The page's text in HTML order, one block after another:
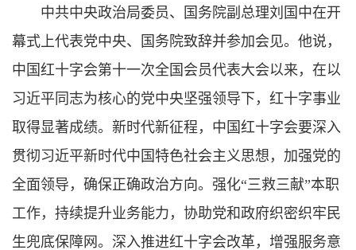
中共中央政治局委员、国务院副总理刘国中在开
幕式上代表党中央、国务院致辞并参加会见。他说，
中国红十字会第十一次全国会员代表大会以来，在以
习近平同志为核心的党中央坚强领导下，红十字事业
取得显著成绩。新时代新征程，中国红十字会要深入
贯彻习近平新时代中国特色社会主义思想，加强党的
全面领导，确保正确政治方向。强化“三救三献”本职
工作，持续提升业务能力，协助党和政府织密织牢民
生兜底保障网。深入推进红十字会改革，增强服务意